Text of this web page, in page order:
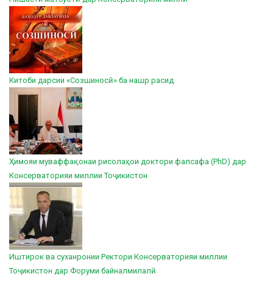
Китоби дарсии «Созшиносӣ» ба нашр расид
Ҳимояи муваффақонаи рисолаҳои доктори фалсафа (PhD) дар
Консерваторияи миллии Тоҷикистон
Иштирок ва суханронии Ректори Консерваторияи миллии
Тоҷикистон дар Форуми байналмилалӣ